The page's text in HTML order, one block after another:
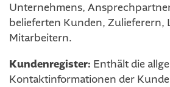
Unternehmens,
belieferten Kunden, Zulieferern,
Mitarbeitern.
Kundenregister: Enthält die
Kontaktinformationen der